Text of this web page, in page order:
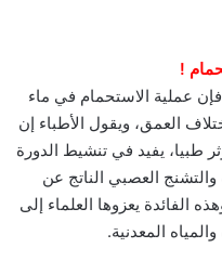
!
فإن عملية الاستحمام في ماء
العمق، ويقول الأطباء إن
طبيا، يفيد في تنشيط الدورة
العصبي الناتج عن
الفائدة يعزوها العلماء إلى
المعدنية.